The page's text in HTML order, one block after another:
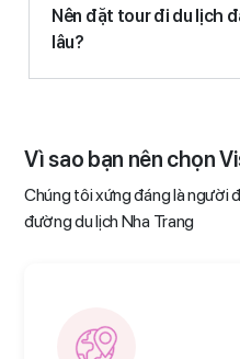
Nên đặt tour đi du lịch
lâu?
Vì sao bạn nên chọn
Chúng tôi xứng đáng là người
đường du lịch Nha Trang